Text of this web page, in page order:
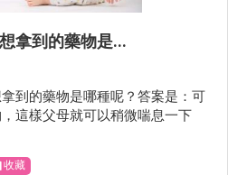
拿到的藥物是...
到的藥物是哪種呢？答案是：可
這樣父母就可以稍微喘息一下
收藏